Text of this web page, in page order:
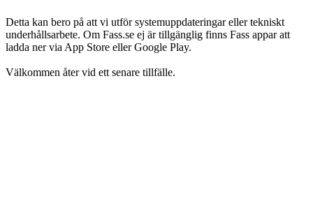
Detta kan bero på att vi utför systemuppdateringar eller tekniskt
underhållsarbete. Om Fass.se ej är tillgänglig finns Fass appar att
ladda ner via App Store eller Google Play.
Välkommen åter vid ett senare tillfälle.